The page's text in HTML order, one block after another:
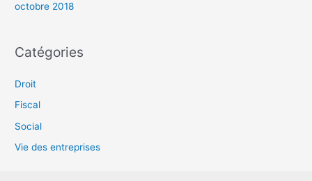
octobre 2018
Catégories
Droit
Fiscal
Social
Vie des entreprises